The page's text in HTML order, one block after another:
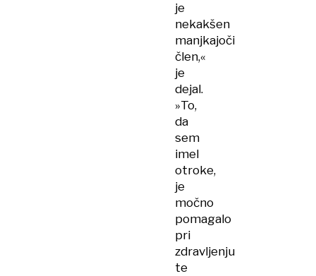
je
nekakšen
manjkajoči
člen,«
je
dejal.
»To,
da
sem
imel
otroke,
je
močno
pomagalo
pri
zdravljenju
te